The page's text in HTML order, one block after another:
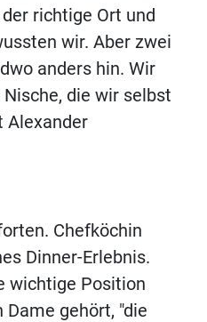
richtige Ort und
wir. Aber zwei
anders hin. Wir
die wir selbst
Alexander
Chefköchin
Dinner-Erlebnis.
wichtige Position
gehört, "die